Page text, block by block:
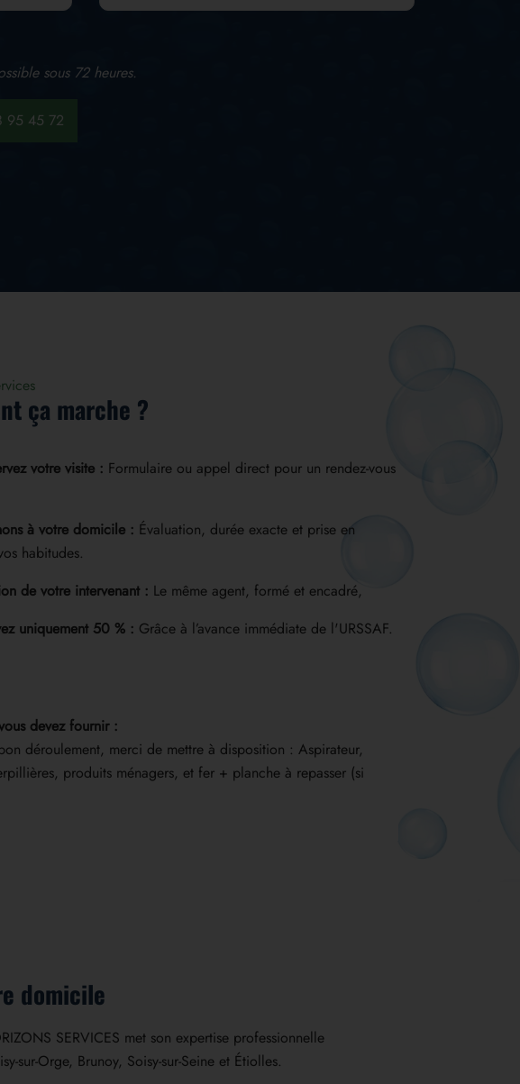
sous 72 heures.
95 45 72
ça marche ?
votre visite : Formulaire ou appel direct pour un rendez-vous
à votre domicile : Évaluation, durée exacte et prise en
habitudes.
de votre intervenant : Le même agent, formé et encadré,
uniquement 50 % : Grâce à l’avance immédiate de l'URSSAF.
devez fournir :
déroulement, merci de mettre à disposition : Aspirateur,
produits ménagers, et fer + planche à repasser (si
domicile
SERVICES met son expertise professionnelle
sur-Orge, Brunoy, Soisy-sur-Seine et Étiolles.